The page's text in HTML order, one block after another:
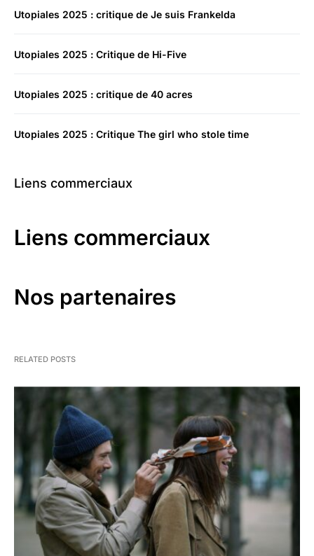
Utopiales 2025 : critique de Je suis Frankelda
Utopiales 2025 : Critique de Hi-Five
Utopiales 2025 : critique de 40 acres
Utopiales 2025 : Critique The girl who stole time
Liens commerciaux
Liens commerciaux
Nos partenaires
RELATED POSTS